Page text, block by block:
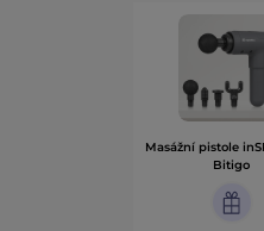
Masážní pistole
Bitigo